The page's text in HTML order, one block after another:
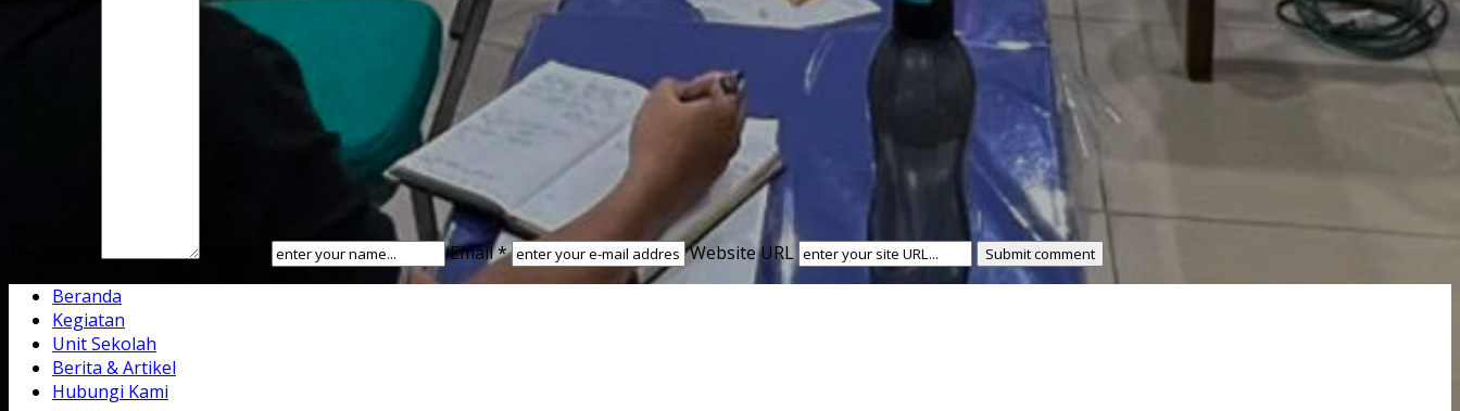
Email *
Website URL
Beranda
Kegiatan
Unit Sekolah
Berita & Artikel
Hubungi Kami